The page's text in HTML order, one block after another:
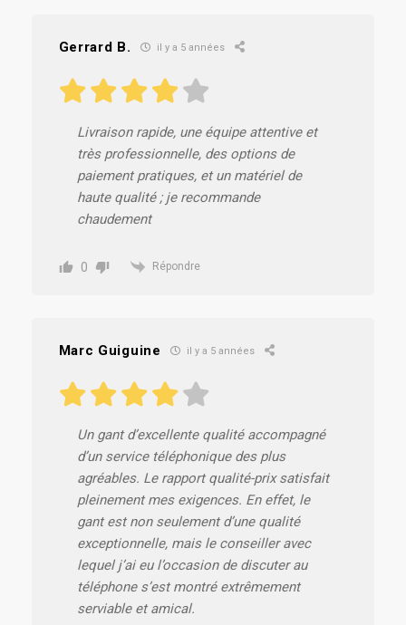
Gerrard B. il y a 5 années
Livraison rapide, une équipe attentive et
très professionnelle, des options de
paiement pratiques, et un matériel de
haute qualité ; je recommande
chaudement
0 Répondre
Marc Guiguine il y a 5 années
Un gant d’excellente qualité accompagné
d’un service téléphonique des plus
agréables. Le rapport qualité-prix satisfait
pleinement mes exigences. En effet, le
gant est non seulement d’une qualité
exceptionnelle, mais le conseiller avec
lequel j’ai eu l’occasion de discuter au
téléphone s’est montré extrêmement
serviable et amical.